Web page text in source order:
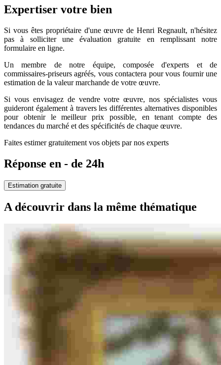
Expertiser votre bien
Si vous êtes propriétaire d'une œuvre de Henri Regnault, n'hésitez
pas à solliciter une évaluation gratuite en remplissant notre
formulaire en ligne.
Un membre de notre équipe, composée d'experts et de
commissaires-priseurs agréés, vous contactera pour vous fournir une
estimation de la valeur marchande de votre œuvre.
Si vous envisagez de vendre votre œuvre, nos spécialistes vous
guideront également à travers les différentes alternatives disponibles
pour obtenir le meilleur prix possible, en tenant compte des
tendances du marché et des spécificités de chaque œuvre.
Faites estimer gratuitement vos objets par nos experts
Réponse en - de 24h
Estimation gratuite
A découvrir dans la même thématique